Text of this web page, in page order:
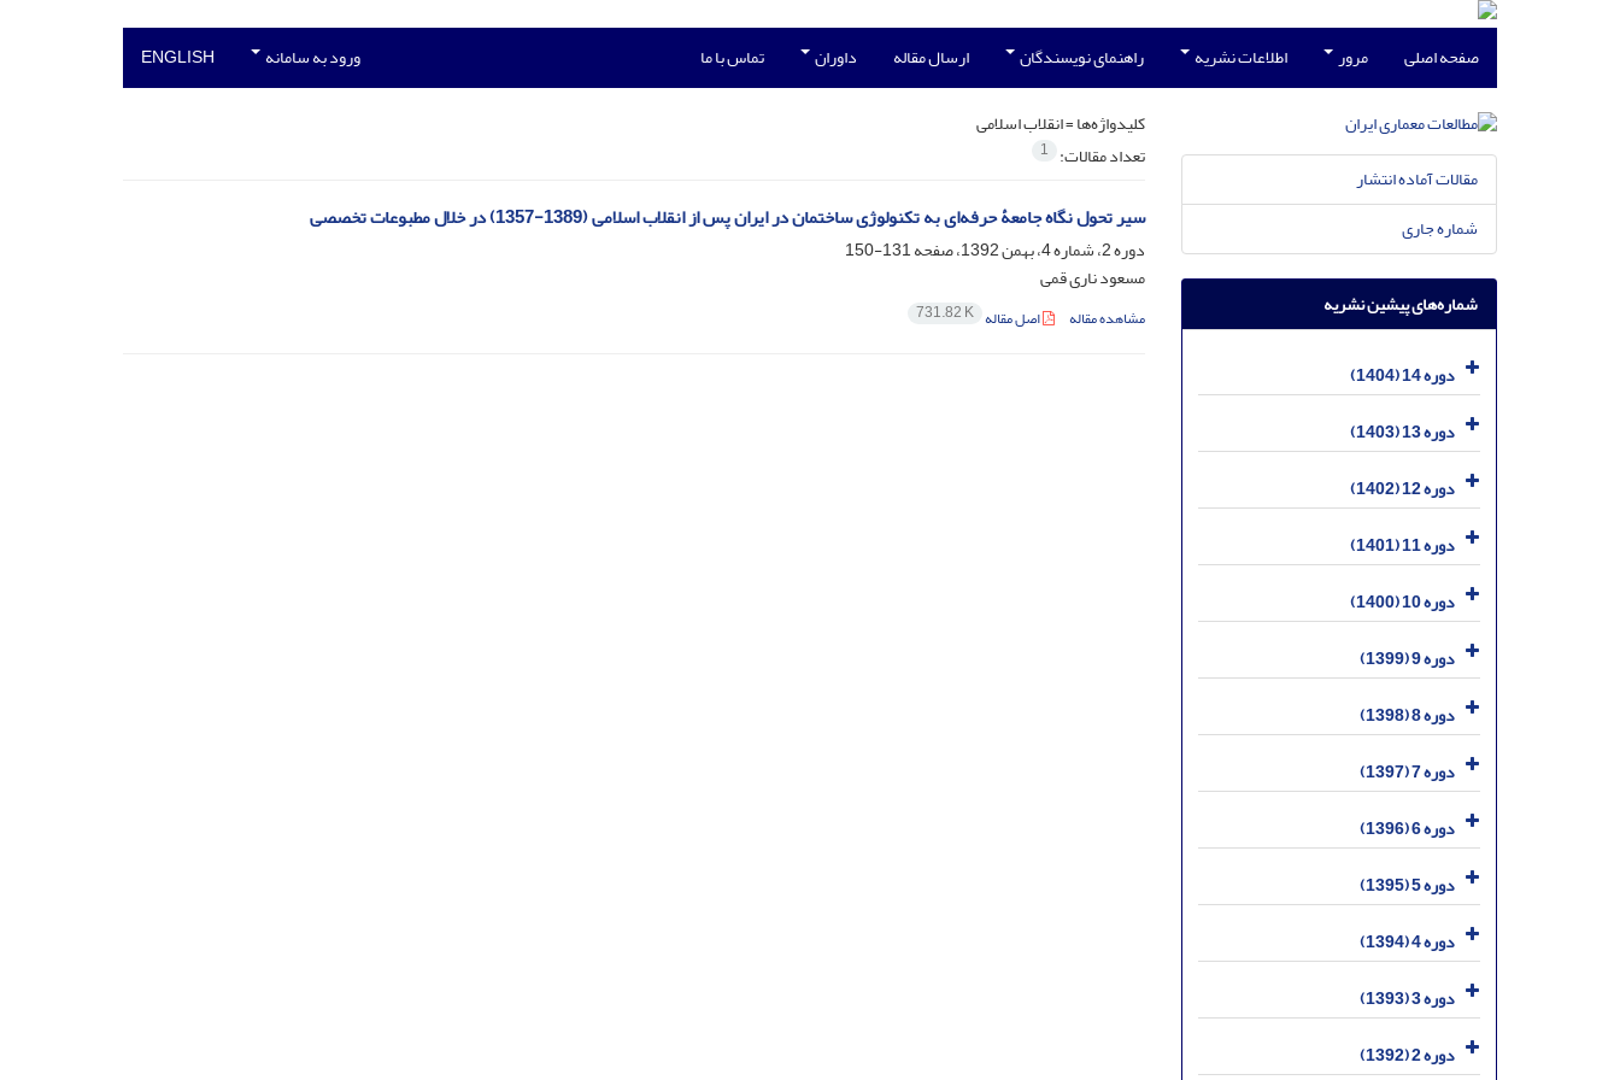
صفحه اصلی مرور اطلاعات نشریه راهنمای نویسندگان ارسال مقاله داوران تماس با ما ورود به سامانه ENGLISH
کلیدواژه‌ها =انقلاب اسلامی
تعداد مقالات: 1
سیر تحول نگاه جامعۀ حرفه‌ای به تکنولوژی ساختمان در ایران پس از انقلاب اسلامی (1389-1357) در خلال مطبوعات تخصصی
دوره 2، شماره 4، بهمن 1392، صفحه
131-150
مسعود ناری قمی
مشاهده مقاله اصل مقاله 731.82 K
مقالات آماده انتشار
شماره جاری
شماره‌های پیشین نشریه
دوره 14 (1404)
دوره 13 (1403)
دوره 12 (1402)
دوره 11 (1401)
دوره 10 (1400)
دوره 9 (1399)
دوره 8 (1398)
دوره 7 (1397)
دوره 6 (1396)
دوره 5 (1395)
دوره 4 (1394)
دوره 3 (1393)
دوره 2 (1392)